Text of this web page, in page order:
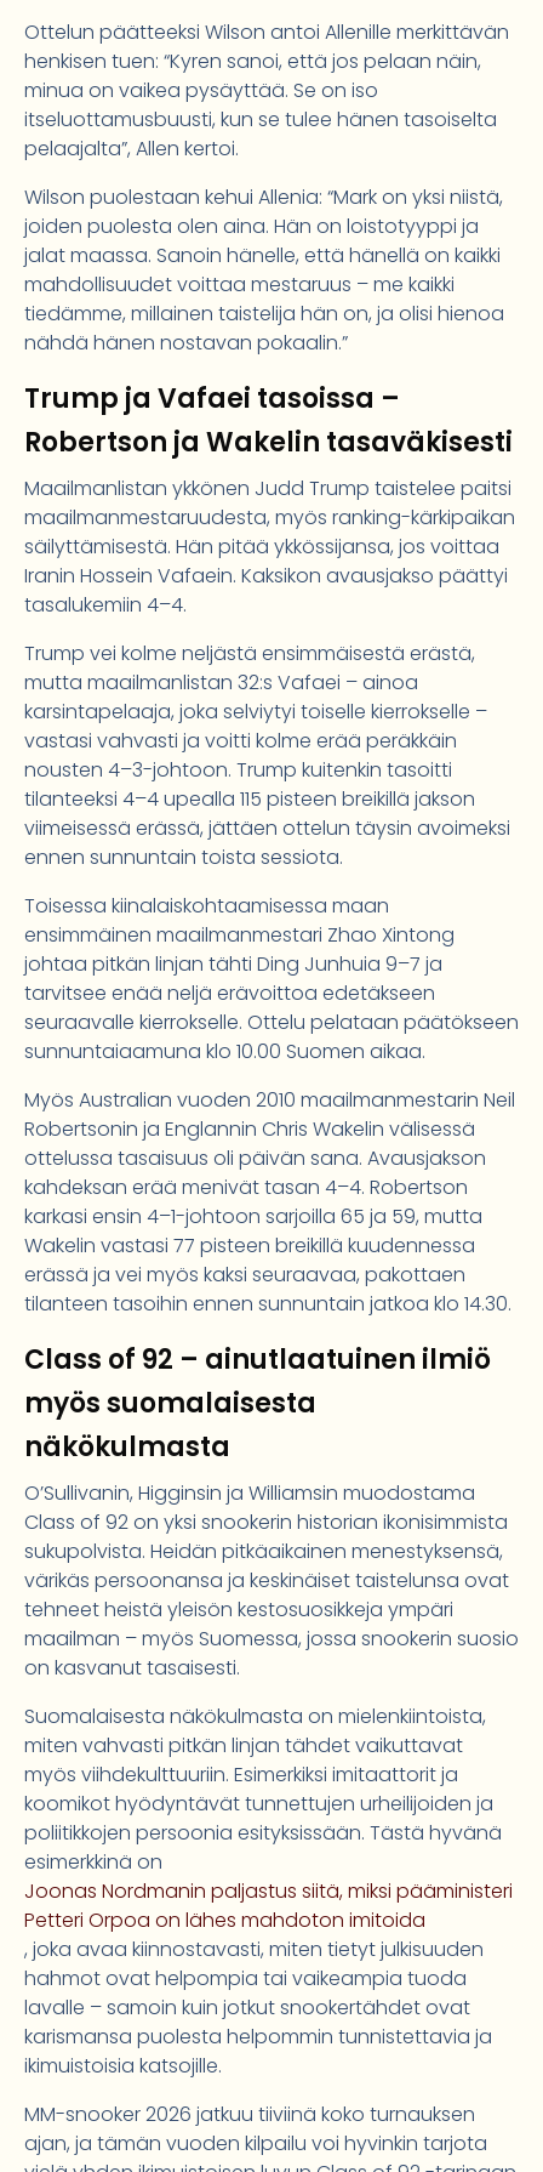
Ottelun päätteeksi Wilson antoi Allenille merkittävän
henkisen tuen: “Kyren sanoi, että jos pelaan näin,
minua on vaikea pysäyttää. Se on iso
itseluottamusbuusti, kun se tulee hänen tasoiselta
pelaajalta”, Allen kertoi.
Wilson puolestaan kehui Allenia: “Mark on yksi niistä,
joiden puolesta olen aina. Hän on loistotyyppi ja
jalat maassa. Sanoin hänelle, että hänellä on kaikki
mahdollisuudet voittaa mestaruus – me kaikki
tiedämme, millainen taistelija hän on, ja olisi hienoa
nähdä hänen nostavan pokaalin.”
Trump ja Vafaei tasoissa –
Robertson ja Wakelin tasaväkisesti
Maailmanlistan ykkönen Judd Trump taistelee paitsi
maailmanmestaruudesta, myös ranking-kärkipaikan
säilyttämisestä. Hän pitää ykkössijansa, jos voittaa
Iranin Hossein Vafaein. Kaksikon avausjakso päättyi
tasalukemiin 4–4.
Trump vei kolme neljästä ensimmäisestä erästä,
mutta maailmanlistan 32:s Vafaei – ainoa
karsintapelaaja, joka selviytyi toiselle kierrokselle –
vastasi vahvasti ja voitti kolme erää peräkkäin
nousten 4–3-johtoon. Trump kuitenkin tasoitti
tilanteeksi 4–4 upealla 115 pisteen breikillä jakson
viimeisessä erässä, jättäen ottelun täysin avoimeksi
ennen sunnuntain toista sessiota.
Toisessa kiinalaiskohtaamisessa maan
ensimmäinen maailmanmestari Zhao Xintong
johtaa pitkän linjan tähti Ding Junhuia 9–7 ja
tarvitsee enää neljä erävoittoa edetäkseen
seuraavalle kierrokselle. Ottelu pelataan päätökseen
sunnuntaiaamuna klo 10.00 Suomen aikaa.
Myös Australian vuoden 2010 maailmanmestarin Neil
Robertsonin ja Englannin Chris Wakelin välisessä
ottelussa tasaisuus oli päivän sana. Avausjakson
kahdeksan erää menivät tasan 4–4. Robertson
karkasi ensin 4–1-johtoon sarjoilla 65 ja 59, mutta
Wakelin vastasi 77 pisteen breikillä kuudennessa
erässä ja vei myös kaksi seuraavaa, pakottaen
tilanteen tasoihin ennen sunnuntain jatkoa klo 14.30.
Class of 92 – ainutlaatuinen ilmiö
myös suomalaisesta
näkökulmasta
O’Sullivanin, Higginsin ja Williamsin muodostama
Class of 92 on yksi snookerin historian ikonisimmista
sukupolvista. Heidän pitkäaikainen menestyksensä,
värikäs persoonansa ja keskinäiset taistelunsa ovat
tehneet heistä yleisön kestosuosikkeja ympäri
maailman – myös Suomessa, jossa snookerin suosio
on kasvanut tasaisesti.
Suomalaisesta näkökulmasta on mielenkiintoista,
miten vahvasti pitkän linjan tähdet vaikuttavat
myös viihdekulttuuriin. Esimerkiksi imitaattorit ja
koomikot hyödyntävät tunnettujen urheilijoiden ja
poliitikkojen persoonia esityksissään. Tästä hyvänä
esimerkkinä on
Joonas Nordmanin paljastus siitä, miksi pääministeri
Petteri Orpoa on lähes mahdoton imitoida
, joka avaa kiinnostavasti, miten tietyt julkisuuden
hahmot ovat helpompia tai vaikeampia tuoda
lavalle – samoin kuin jotkut snookertähdet ovat
karismansa puolesta helpommin tunnistettavia ja
ikimuistoisia katsojille.
MM-snooker 2026 jatkuu tiiviinä koko turnauksen
ajan, ja tämän vuoden kilpailu voi hyvinkin tarjota